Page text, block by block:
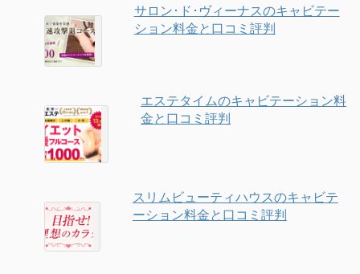
サロン･ド･ヴィーナスのキャビテー
ション料金と口コミ評判
エステタイムのキャビテーション料
金と口コミ評判
スリムビューティハウスのキャビテ
ーション料金と口コミ評判